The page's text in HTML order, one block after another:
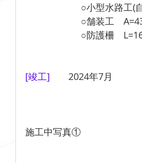
○小型水路工(自由
○舗装工　
○防護柵　
[竣工] 2024年7月
施工中写真①